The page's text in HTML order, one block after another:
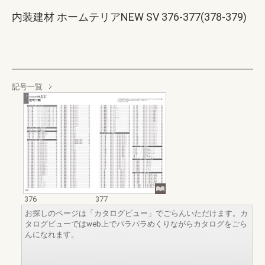
内装建材 ホームテリアNEW SV 376-377(378-379)
記号一覧
376
377
お探しのページは「カタログビュー」でごらんいただけます。カ
タログビューではweb上でパラパラめくりながらカタログをごら
んになれます。